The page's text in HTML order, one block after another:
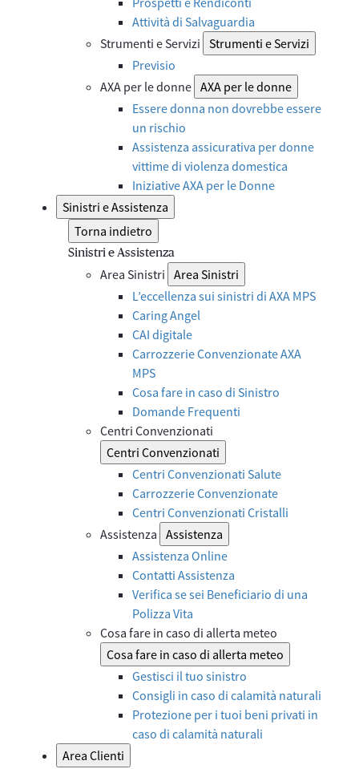
Attività di Salvaguardia
Strumenti e Servizi Strumenti e Servizi
Previsio
AXA per le donne AXA per le donne
Essere donna non dovrebbe essere
un rischio
Assistenza assicurativa per donne
vittime di violenza domestica
Iniziative AXA per le Donne
Sinistri e Assistenza
Torna indietro
Sinistri e Assistenza
Area Sinistri Area Sinistri
L’eccellenza sui sinistri di AXA MPS
Caring Angel
CAI digitale
Carrozzerie Convenzionate AXA
MPS
Cosa fare in caso di Sinistro
Domande Frequenti
Centri Convenzionati
Centri Convenzionati
Centri Convenzionati Salute
Carrozzerie Convenzionate
Centri Convenzionati Cristalli
Assistenza Assistenza
Assistenza Online
Contatti Assistenza
Verifica se sei Beneficiario di una
Polizza Vita
Cosa fare in caso di allerta meteo
Cosa fare in caso di allerta meteo
Gestisci il tuo sinistro
Consigli in caso di calamità naturali
Protezione per i tuoi beni privati in
caso di calamità naturali
Area Clienti